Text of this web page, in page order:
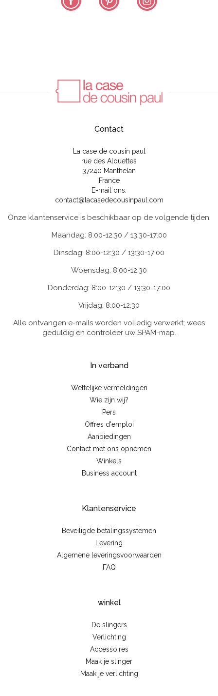
Contact
La case de cousin paul
rue des Alouettes
37240 Manthelan
France
E-mail ons:
contact@lacasedecousinpaul.com
Onze klantenservice is beschikbaar op de volgende tijden:
Maandag: 8:00-12:30 / 13:30-17:00
Dinsdag: 8:00-12:30 / 13:30-17:00
Woensdag: 8:00-12:30
Donderdag: 8:00-12:30 / 13:30-17:00
Vrijdag: 8:00-12:30
Alle ontvangen e-mails worden volledig verwerkt; wees
geduldig en controleer uw SPAM-map.
In verband
Wettelijke vermeldingen
Wie zijn wij?
Pers
Offres d'emploi
Aanbiedingen
Contact met ons opnemen
Winkels
Business account
Klantenservice
Beveiligde betalingssystemen
Levering
Algemene leveringsvoorwaarden
FAQ
winkel
De slingers
Verlichting
Accessoires
Maak je slinger
Maak je verlichting